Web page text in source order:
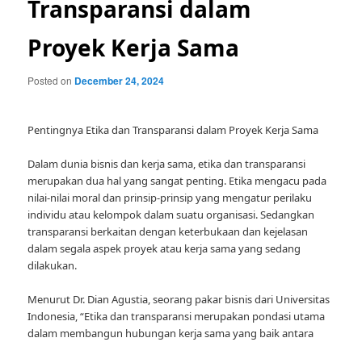
Transparansi dalam
Proyek Kerja Sama
Posted on December 24, 2024
Pentingnya Etika dan Transparansi dalam Proyek Kerja Sama
Dalam dunia bisnis dan kerja sama, etika dan transparansi
merupakan dua hal yang sangat penting. Etika mengacu pada
nilai-nilai moral dan prinsip-prinsip yang mengatur perilaku
individu atau kelompok dalam suatu organisasi. Sedangkan
transparansi berkaitan dengan keterbukaan dan kejelasan
dalam segala aspek proyek atau kerja sama yang sedang
dilakukan.
Menurut Dr. Dian Agustia, seorang pakar bisnis dari Universitas
Indonesia, “Etika dan transparansi merupakan pondasi utama
dalam membangun hubungan kerja sama yang baik antara